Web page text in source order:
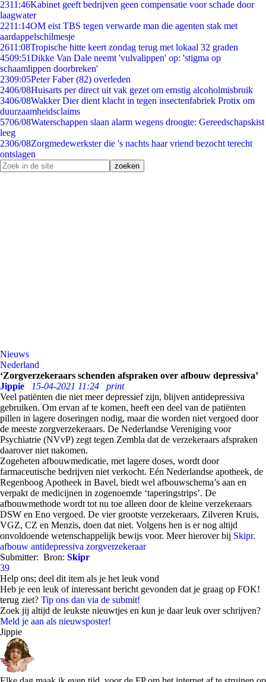
2311:46Kabinet geeft bedrijven geen compensatie voor schade door
laagwater
2211:14OM eist TBS tegen verwarde man die agenten stak met
aardappelschilmesje
2611:08Tropische hitte keert zondag terug met lokaal 32 graden
4509:51Dikke Van Dale neemt 'vulvalippen' op: 'stigma op
schaamlippen doorbreken'
2309:05Peter Faber (82) overleden
2406/08Huisarts per direct uit vak gezet om ernstig alcoholmisbruik
3406/08Wakker Dier dient klacht in tegen insectenfabriek Protix om
duurzaamheidsclaims
5706/08Waterschappen slaan alarm wegens droogte: Gereedschapskist
leeg
2306/08Zorgmedewerkster die 's nachts haar vriend bezocht terecht
ontslagen
Nieuws
Nederland
‘Zorgverzekeraars schenden afspraken over afbouw depressiva’
Jippie
15-04-2021 11:24
print
Veel patiënten die niet meer depressief zijn, blijven antidepressiva
gebruiken. Om ervan af te komen, heeft een deel van de patiënten
pillen in lagere doseringen nodig, maar die worden niet vergoed door
de meeste zorgverzekeraars. De Nederlandse Vereniging voor
Psychiatrie (NVvP) zegt tegen Zembla dat de verzekeraars afspraken
daarover niet nakomen.
Zogeheten afbouwmedicatie, met lagere doses, wordt door
farmaceutische bedrijven niet verkocht. Eén Nederlandse apotheek, de
Regenboog Apotheek in Bavel, biedt wel afbouwschema’s aan en
verpakt de medicijnen in zogenoemde ‘taperingstrips’. De
afbouwmethode wordt tot nu toe alleen door de kleine verzekeraars
DSW en Eno vergoed. De vier grootste verzekeraars, Zilveren Kruis,
VGZ, CZ en Menzis, doen dat niet. Volgens hen is er nog altijd
onvoldoende wetenschappelijk bewijs voor. Meer hierover bij Skipr.
afbouw antidepressiva zorgverzekeraar
Submitter: Bron: Skipr
39
Help ons; deel dit item als je het leuk vond
Heb je een leuk of interessant bericht gevonden dat je graag op FOK!
terug ziet? Tip ons dan via de submit!
Zoek jij altijd de leukste nieuwtjes en kun je daar leuk over schrijven?
Meld je aan als nieuwsposter!
Jippie